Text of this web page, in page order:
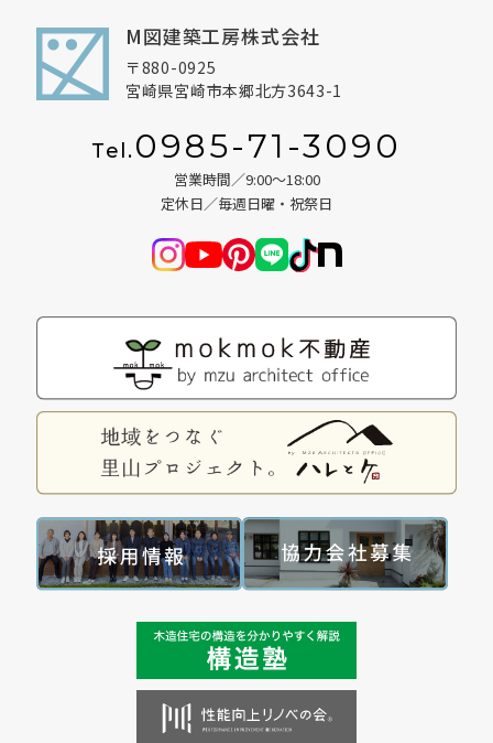
M図建築工房株式会社
〒880-0925
宮崎県宮崎市本郷北方3643-1
Tel.0985-71-3090
営業時間／9:00～18:00
定休日／毎週日曜・祝祭日